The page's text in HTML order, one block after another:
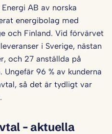
AB av norska
energibolag med
och Finland. Vid förvärvet
i Sverige, nästan
och 27 anställda på
96 % av kunderna
så det är tydligt var
– aktuella